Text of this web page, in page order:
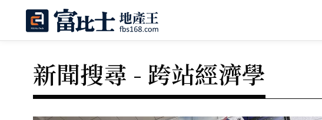
新聞搜尋 - 跨站經濟學